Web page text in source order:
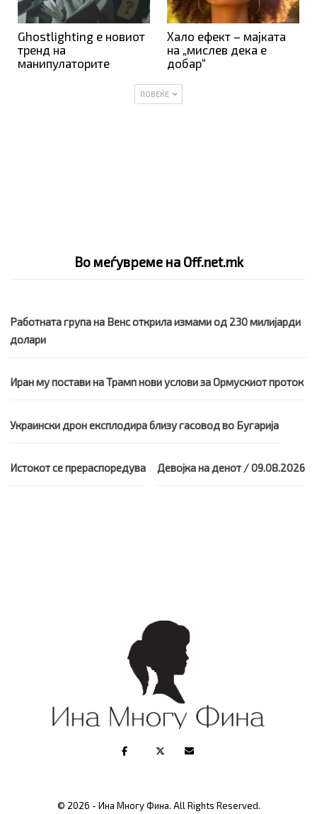
Ghostlighting е новиот
тренд на
манипулаторите
Хало ефект – мајката
на „мислев дека е
добар“
ПОВЕЌЕ
Во меѓувреме на Off.net.mk
Работната група на Венс открила измами од 230 милијарди
долари
Иран му постави на Трамп нови услови за Ормускиот проток
Украински дрон експлодира близу гасовод во Бугарија
Истокот се прераспоредува Девојка на денот / 09.08.2026
© 2026 - Ина Многу Фина. All Rights Reserved.